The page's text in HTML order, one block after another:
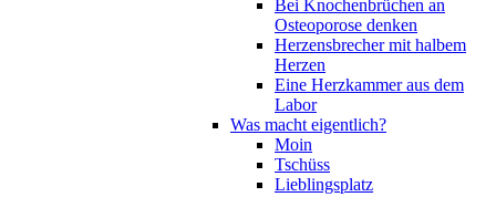
Bei Knochenbrüchen an
Osteoporose denken
Herzensbrecher mit halbem
Herzen
Eine Herzkammer aus dem
Labor
Was macht eigentlich?
Moin
Tschüss
Lieblingsplatz